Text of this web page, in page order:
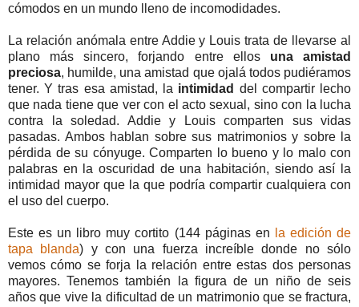
cómodos en un mundo lleno de incomodidades.
La relación anómala entre Addie y Louis trata de llevarse al
plano más sincero, forjando entre ellos una amistad
preciosa, humilde, una amistad que ojalá todos pudiéramos
tener. Y tras esa amistad, la intimidad del compartir lecho
que nada tiene que ver con el acto sexual, sino con la lucha
contra la soledad. Addie y Louis comparten sus vidas
pasadas. Ambos hablan sobre sus matrimonios y sobre la
pérdida de su cónyuge. Comparten lo bueno y lo malo con
palabras en la oscuridad de una habitación, siendo así la
intimidad mayor que la que podría compartir cualquiera con
el uso del cuerpo.
Este es un libro muy cortito (144 páginas en
la edición de
tapa blanda) y con una fuerza increíble donde no sólo
vemos cómo se forja la relación entre estas dos personas
mayores. Tenemos también la figura de un niño de seis
años que vive la dificultad de un matrimonio que se fractura,